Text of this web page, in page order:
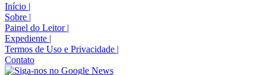
Início |
Sobre |
Painel do Leitor |
Expediente |
Termos de Uso e Privacidade |
Contato